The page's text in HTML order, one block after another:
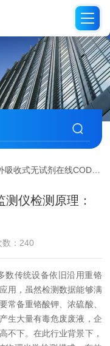
式无试剂在线COD监测仪检测原理：有效摆脱化学试剂依赖
仪检测原理：
数：240
数传统设备依旧沿用重铬
用，虽然检测数据能够满
常备重铬酸钾、浓硫酸、
生大量有毒危废废液，企
不下。在此行业背景下，